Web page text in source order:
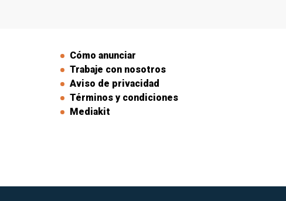
Cómo anunciar
Trabaje con nosotros
Aviso de privacidad
Términos y condiciones
Mediakit